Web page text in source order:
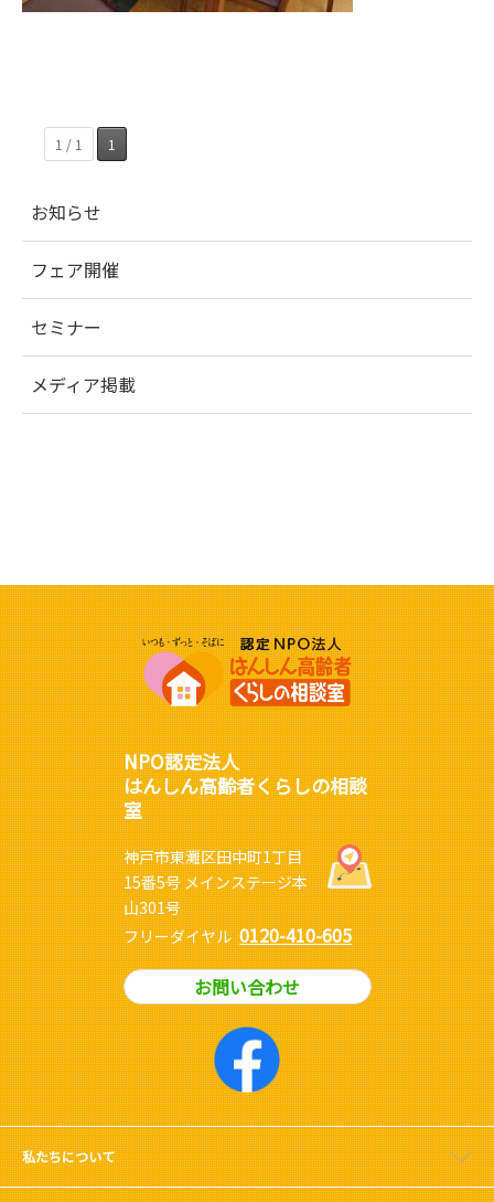
1 / 1 1
お知らせ
フェア開催
セミナー
メディア掲載
NPO認定法人
はんしん高齢者くらしの相談
室
神戸市東灘区田中町1丁目
15番5号 メインステージ本
山301号
フリーダイヤル 0120-410-605
お問い合わせ
私たちについて